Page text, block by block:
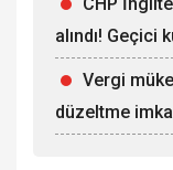
alındı! Geçici
Vergi
düzeltme